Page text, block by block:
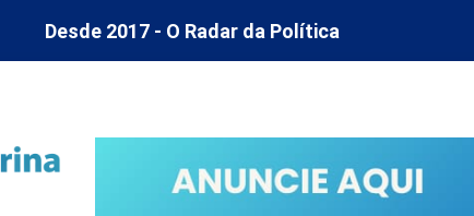
Desde 2017 - O Radar da Política